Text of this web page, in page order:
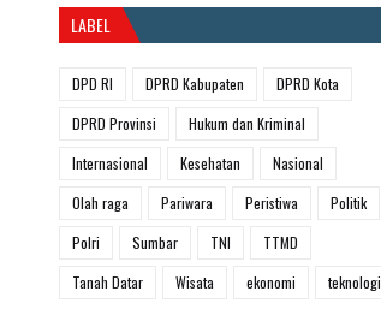
LABEL
DPD RI DPRD Kabupaten
DPRD Kota
DPRD Provinsi
Hukum dan Kriminal
Internasional
Kesehatan
Nasional
Olah raga
Pariwara Peristiwa
Politik
Polri
Sumbar TNI
TTMD
Tanah Datar
Wisata ekonomi teknologi